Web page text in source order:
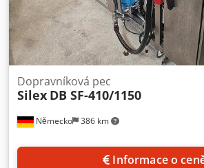
Německo 386 km
Dopravníková pec
Silex DB SF-410/1150
Informace o